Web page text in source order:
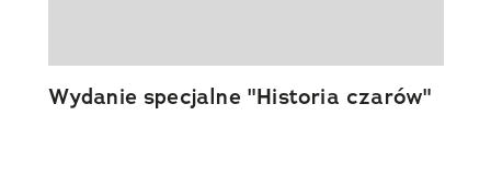
Wydanie specjalne "Historia czarów"